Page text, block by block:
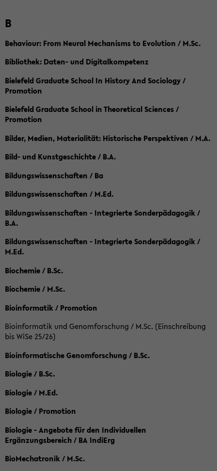
B
Behaviour: From Neural Mechanisms to Evolution / M.Sc.
Bibliothek: Daten- und Digitalkompetenz
Bielefeld Graduate School In History And Sociology /
Promotion
Bielefeld Graduate School in Theoretical Sciences /
Promotion
Bilder, Medien, Materialität: Historische Perspektiven / M.A.
Bild- und Kunstgeschichte / B.A.
Bildungswissenschaften / Ba
Bildungswissenschaften / M.Ed.
Bildungswissenschaften - Integrierte Sonderpädagogik /
B.A.
Bildungswissenschaften - Integrierte Sonderpädagogik /
M.Ed.
Biochemie / B.Sc.
Biochemie / M.Sc.
Bioinformatik / Promotion
Bioinformatik und Genomforschung / M.Sc. (Einschreibung
bis WiSe 25/26)
Bioinformatische Genomforschung / B.Sc.
Biologie / B.Sc.
Biologie / M.Ed.
Biologie / Promotion
Biologie - Angebote für den Individuellen
Ergänzungsbereich / BA IndiErg
BioMechatronik / M.Sc.